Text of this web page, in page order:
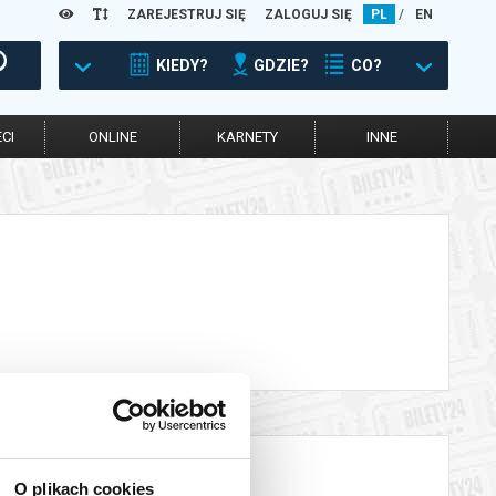
O plikach cookies
ZAREJESTRUJ SIĘ ZALOGUJ SIĘ PL / EN
KIEDY? GDZIE? CO?
ONLINE KARNETY INNE